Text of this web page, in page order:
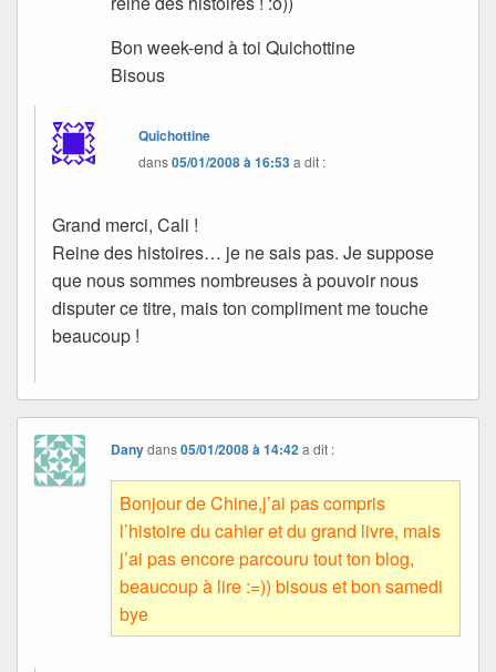
Bon week-end à toi Quichottine
Bisous
Quichottine
dans05/01/2008 à 16:53a dit :
Grand merci, Cali !
Reine des histoires… je ne sais pas. Je suppose
que nous sommes nombreuses à pouvoir nous
disputer ce titre, mais ton compliment me touche
beaucoup !
Danydans05/01/2008 à 14:42 a dit :
Bonjour de Chine,j’ai pas compris
l’histoire du cahier et du grand livre, mais
j’ai pas encore parcouru tout ton blog,
beaucoup à lire :=)) bisous et bon samedi
bye